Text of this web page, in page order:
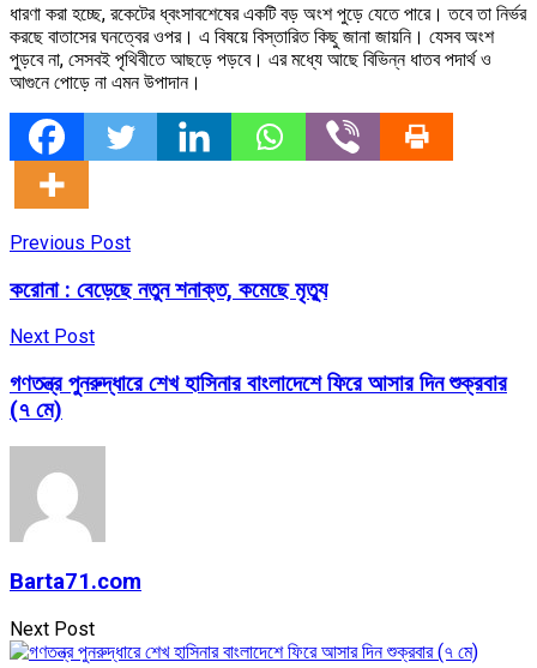
ধারণা করা হচ্ছে, রকেটের ধ্বংসাবশেষের একটি বড় অংশ পুড়ে যেতে পারে। তবে তা নির্ভর
করছে বাতাসের ঘনত্বের ওপর। এ বিষয়ে বিস্তারিত কিছু জানা জায়নি। যেসব অংশ
পুড়বে না, সেসবই পৃথিবীতে আছড়ে পড়বে। এর মধ্যে আছে বিভিন্ন ধাতব পদার্থ ও
আগুনে পোড়ে না এমন উপাদান।
Previous Post
করোনা : বেড়েছে নতুন শনাক্ত, কমেছে মৃত্যু
Next Post
গণতন্ত্র পুনরুদ্ধারে শেখ হাসিনার বাংলাদেশে ফিরে আসার দিন শুক্রবার
(৭ মে)
Barta71.com
Next Post